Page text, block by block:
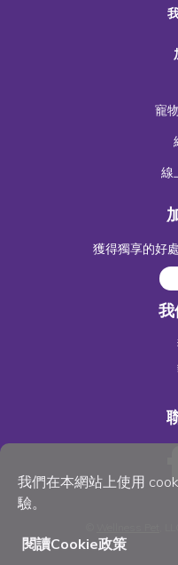
我們在本網站上使用
驗。
閱讀Cookie政策
寵
線
獲得獨享的好
,